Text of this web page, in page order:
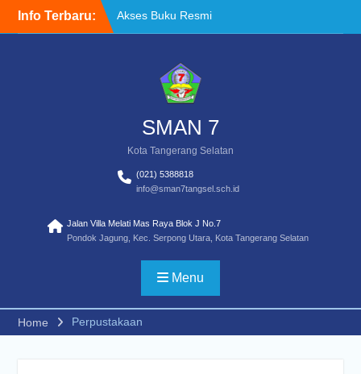
Info Terbaru:
Akses Buku Resmi
Kemendikdasmen melalui
Perbukuan Indonesia (SIBI)
WELCOME BACK TO
SMAN 7
Kota Tangerang Selatan
(021) 5388818
info@sman7tangsel.sch.id
Jalan Villa Melati Mas Raya Blok J No.7
Pondok Jagung, Kec. Serpong Utara, Kota Tangerang Selatan
Menu
Home Perpustakaan